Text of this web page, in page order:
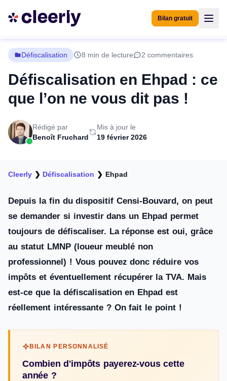
Bilan gratuit
Défiscalisation 8 min de lecture 2 commentaires
Défiscalisation en Ehpad : ce
que l’on ne vous dit pas !
Rédigé par
Benoît Fruchard
Mis à jour le
19 février 2026
Cleerly ❯ Défiscalisation ❯ Ehpad
Depuis la fin du dispositif Censi-Bouvard, on peut
se demander si investir dans un Ehpad permet
toujours de défiscaliser. La réponse est oui, grâce
au statut LMNP (loueur meublé non
professionnel) ! Vous pouvez donc réduire vos
impôts et éventuellement récupérer la TVA. Mais
est-ce que la défiscalisation en Ehpad est
réellement intéressante ? On fait le point !
BILAN PERSONNALISÉ
Combien d'impôts payerez-vous cette
année ?